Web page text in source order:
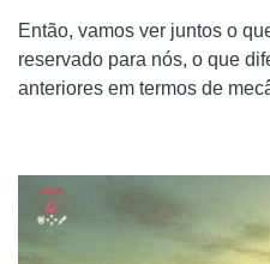
Então, vamos ver juntos o
reservado para nós, o que
anteriores em termos de